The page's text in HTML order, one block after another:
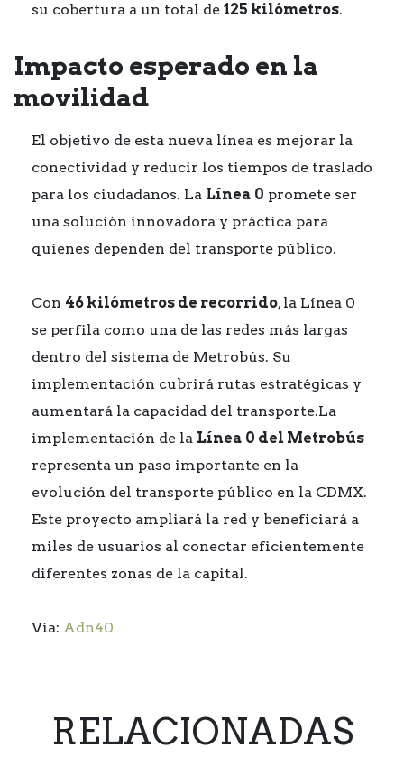
su cobertura a un total de 125 kilómetros.
Impacto esperado en la
movilidad
El objetivo de esta nueva línea es mejorar la
conectividad y reducir los tiempos de traslado
para los ciudadanos. La Línea 0 promete ser
una solución innovadora y práctica para
quienes dependen del transporte público.
Con 46 kilómetros de recorrido, la Línea 0
se perfila como una de las redes más largas
dentro del sistema de Metrobús. Su
implementación cubrirá rutas estratégicas y
aumentará la capacidad del transporte.La
implementación de la Línea 0 del Metrobús
representa un paso importante en la
evolución del transporte público en la CDMX.
Este proyecto ampliará la red y beneficiará a
miles de usuarios al conectar eficientemente
diferentes zonas de la capital.
Vía: Adn40
RELACIONADAS